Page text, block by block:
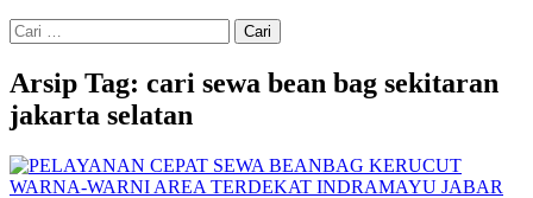
Cari
untuk:
Arsip Tag: cari sewa bean bag sekitaran
jakarta selatan